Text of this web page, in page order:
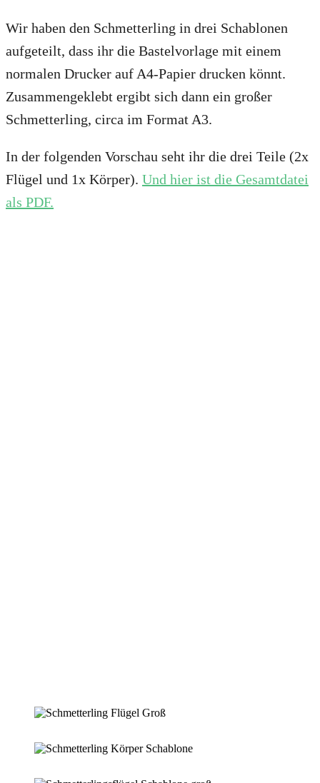
Wir haben den Schmetterling in drei Schablonen
aufgeteilt, dass ihr die Bastelvorlage mit einem
normalen Drucker auf A4-Papier drucken könnt.
Zusammengeklebt ergibt sich dann ein großer
Schmetterling, circa im Format A3.
In der folgenden Vorschau seht ihr die drei Teile (2x
Flügel und 1x Körper). Und hier ist die Gesamtdatei
als PDF.